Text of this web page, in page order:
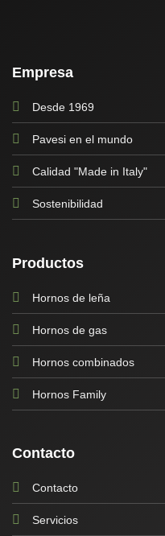
Empresa
Desde 1969
Pavesi en el mundo
Calidad "Made in Italy"
Sostenibilidad
Productos
Hornos de leña
Hornos de gas
Hornos combinados
Hornos Family
Contacto
Contacto
Servicios